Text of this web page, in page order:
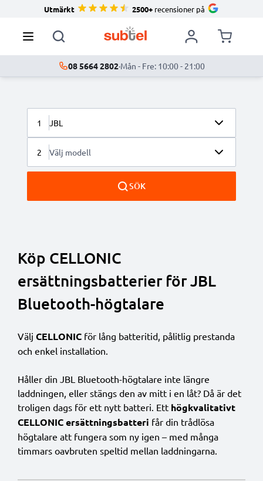
Utmärkt 2500+ recensioner på
08 5664 2802·Mån - Fre: 10:00 - 21:00
1 JBL
2 Välj modell
SÖK
Köp CELLONIC
ersättningsbatterier för JBL
Bluetooth-högtalare
Välj CELLONIC för lång batteritid, pålitlig prestanda
och enkel installation.
Håller din JBL Bluetooth-högtalare inte längre
laddningen, eller stängs den av mitt i en låt? Då är det
troligen dags för ett nytt batteri. Ett högkvalitativt
CELLONIC ersättningsbatteri får din trådlösa
högtalare att fungera som ny igen – med många
timmars oavbruten speltid mellan laddningarna.